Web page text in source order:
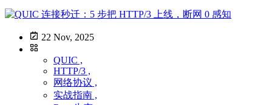
22 Nov, 2025
QUIC ,
HTTP/3 ,
网络协议 ,
实战指南 ,